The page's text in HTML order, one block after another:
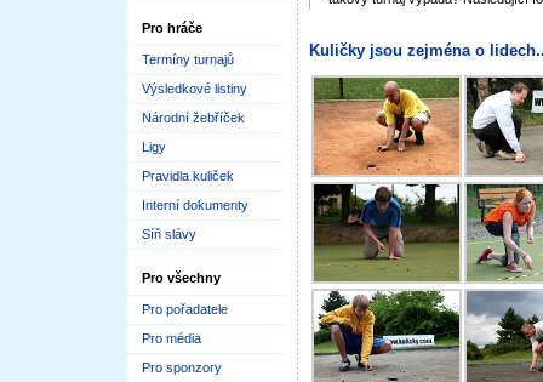
Pro hráče
Termíny turnajů
Výsledkové listiny
Národní žebříček
Ligy
Pravidla kuliček
Interní dokumenty
Síň slávy
Pro všechny
Pro pořadatele
Pro média
Pro sponzory
Kuličky jsou zejména o